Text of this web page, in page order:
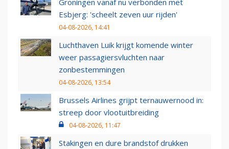
Groningen vanaf nu verbonden met
Esbjerg: 'scheelt zeven uur rijden'
04-08-2026, 14:41
Luchthaven Luik krijgt komende winter
weer passagiersvluchten naar
zonbestemmingen
04-08-2026, 13:54
Brussels Airlines grijpt ternauwernood in:
streep door vlootuitbreiding
04-08-2026, 11:47
Stakingen en dure brandstof drukken